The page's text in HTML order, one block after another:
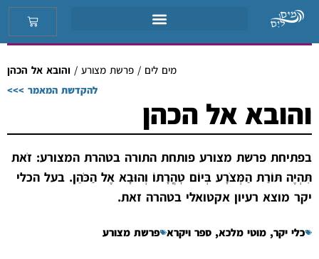
מים לים / פרשת מצורע / והובא אל הכהן
להקדשת המאמר >>>
והובא אל הכהן
בפתיחת פרשת מצורע פותחת התורה בטהרת המצורע: זֹאת
תִּהְיֶה תּוֹרַת הַמְּצֹרָע בְּיוֹם טׇהֳרָתוֹ וְהוּבָא אֶל הַכֹּהֵן. בעל הכלי
יקר מוצא רעיון אקטואלי בטהרה זאת.
כלי יקר, מוטי מלכא, ספר ויקרא פרשת מצורע